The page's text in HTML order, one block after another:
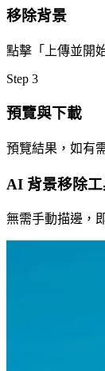
移除背景
點擊「上傳並開
Step 3
預覽與下載
預覽結果，如有
AI 背景移除
無需手動描邊，